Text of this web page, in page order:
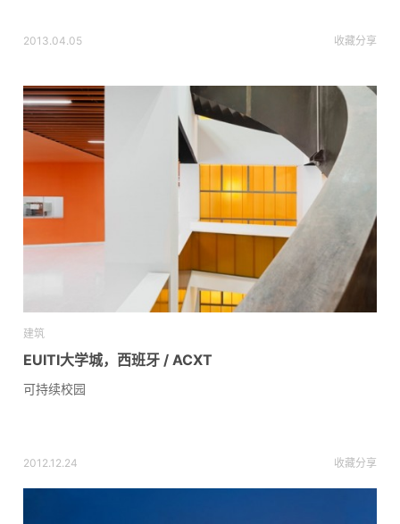
2013.04.05 收藏分享
建筑
EUITI大学城，西班牙 / ACXT
可持续校园
2012.12.24 收藏分享